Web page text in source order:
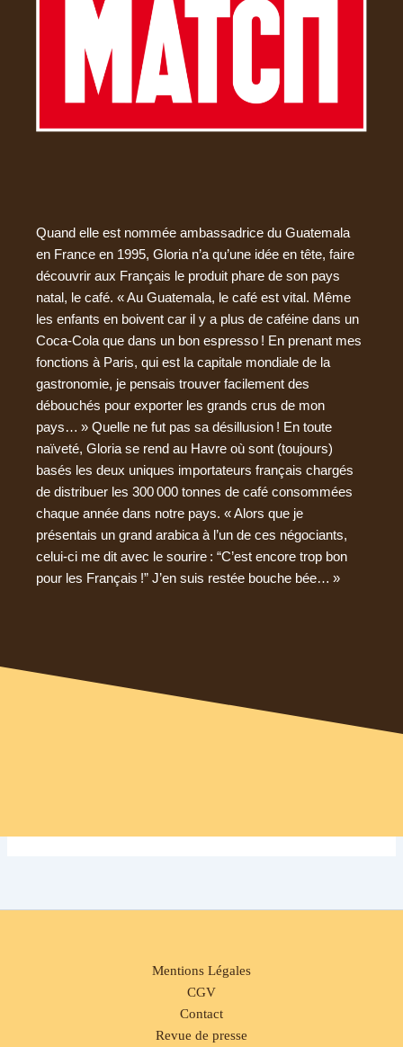
Quand elle est nommée ambassadrice du Guatemala
en France en 1995, Gloria n’a qu’une idée en tête, faire
découvrir aux Français le produit phare de son pays
natal, le café. « Au Guatemala, le café est vital. Même
les enfants en boivent car il y a plus de caféine dans un
Coca-Cola que dans un bon espresso ! En prenant mes
fonctions à Paris, qui est la capitale mondiale de la
gastronomie, je pensais trouver facilement des
débouchés pour exporter les grands crus de mon
pays… » Quelle ne fut pas sa désillusion ! En toute
naïveté, Gloria se rend au Havre où sont (toujours)
basés les deux uniques importateurs français chargés
de distribuer les 300 000 tonnes de café consommées
chaque année dans notre pays. « Alors que je
présentais un grand arabica à l’un de ces négociants,
celui-ci me dit avec le sourire : “C’est encore trop bon
pour les Français !” J’en suis restée bouche bée… »
Mentions Légales
CGV
Contact
Revue de presse